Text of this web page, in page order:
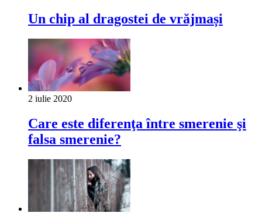
Un chip al dragostei de vrăjmași
2 iulie 2020
Care este diferenţa între smerenie şi
falsa smerenie?